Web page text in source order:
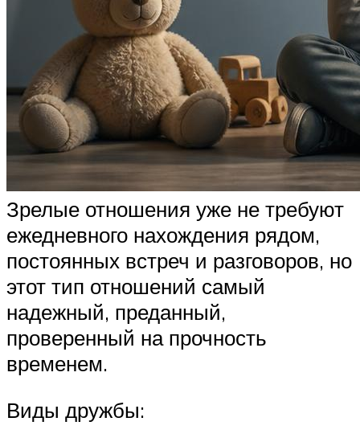
Зрелые отношения уже не требуют
ежедневного нахождения рядом,
постоянных встреч и разговоров, но
этот тип отношений самый
надежный, преданный,
проверенный на прочность
временем.
Виды дружбы: